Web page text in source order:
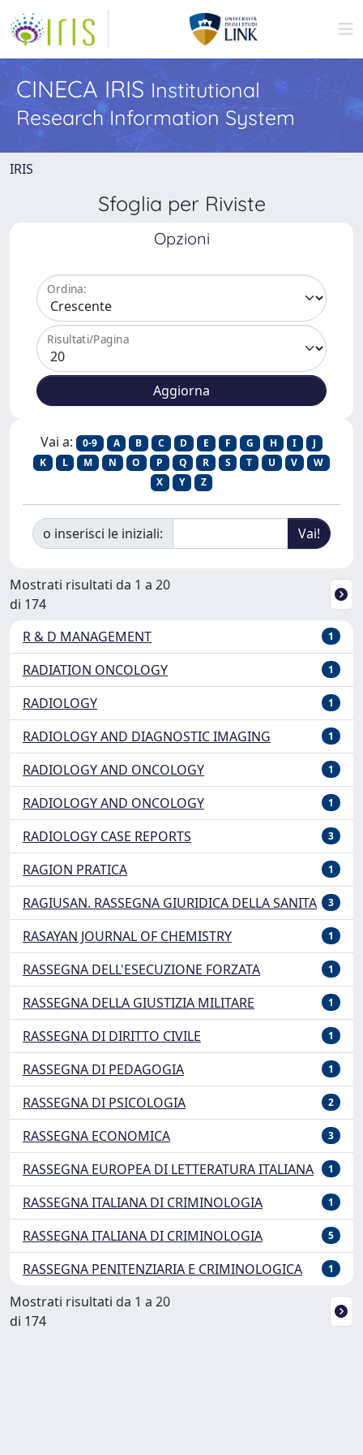
CINECA IRIS Institutional
Research Information System
IRIS
Sfoglia per Riviste
Opzioni
Ordina:
Risultati/Pagina
Vai a: 0-9 A B C D E F G H I
J
K
L M N O P Q R S T U V
W
X
Y Z
o inserisci le iniziali:
Mostrati risultati da 1 a 20
di 174
R & D MANAGEMENT
1
RADIATION ONCOLOGY 1
RADIOLOGY 1
RADIOLOGY AND DIAGNOSTIC IMAGING 1
RADIOLOGY AND ONCOLOGY 1
RADIOLOGY AND ONCOLOGY 1
RADIOLOGY CASE REPORTS 3
RAGION PRATICA 1
RAGIUSAN. RASSEGNA GIURIDICA DELLA SANITA 3
RASAYAN JOURNAL OF CHEMISTRY 1
RASSEGNA DELL'ESECUZIONE FORZATA 1
RASSEGNA DELLA GIUSTIZIA MILITARE 1
RASSEGNA DI DIRITTO CIVILE 1
RASSEGNA DI PEDAGOGIA 1
RASSEGNA DI PSICOLOGIA 2
RASSEGNA ECONOMICA 3
RASSEGNA EUROPEA DI LETTERATURA ITALIANA 1
RASSEGNA ITALIANA DI CRIMINOLOGIA 1
RASSEGNA ITALIANA DI CRIMINOLOGIA 5
RASSEGNA PENITENZIARIA E CRIMINOLOGICA 1
Mostrati risultati da 1 a 20
di 174